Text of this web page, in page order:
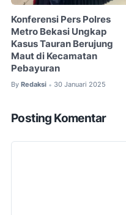
Konferensi Pers Polres
Metro Bekasi Ungkap
Kasus Tauran Berujung
Maut di Kecamatan
Pebayuran
By Redaksi • 30 Januari 2025
Posting Komentar